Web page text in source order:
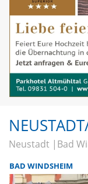
Neustadt Bad
BAD WINDSHEIM